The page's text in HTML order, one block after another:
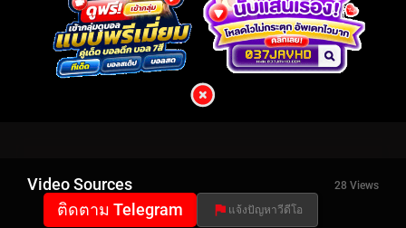
Video Sources 28 Views
ติดตาม Telegram แจ้งปัญหาวีดีโอ